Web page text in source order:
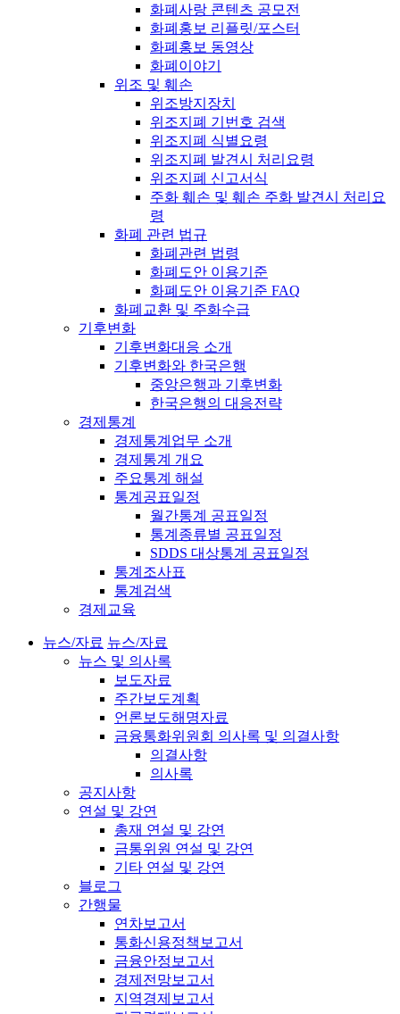
화폐사랑 콘텐츠 공모전
화폐홍보 리플릿/포스터
화폐홍보 동영상
화폐이야기
위조 및 훼손
위조방지장치
위조지폐 기번호 검색
위조지폐 식별요령
위조지폐 발견시 처리요령
위조지폐 신고서식
주화 훼손 및 훼손 주화 발견시 처리요
령
화폐 관련 법규
화폐관련 법령
화폐도안 이용기준
화폐도안 이용기준 FAQ
화폐교환 및 주화수급
기후변화
기후변화대응 소개
기후변화와 한국은행
중앙은행과 기후변화
한국은행의 대응전략
경제통계
경제통계업무 소개
경제통계 개요
주요통계 해설
통계공표일정
월간통계 공표일정
통계종류별 공표일정
SDDS 대상통계 공표일정
통계조사표
통계검색
경제교육
뉴스/자료 뉴스/자료
뉴스 및 의사록
보도자료
주간보도계획
언론보도해명자료
금융통화위원회 의사록 및 의결사항
의결사항
의사록
공지사항
연설 및 강연
총재 연설 및 강연
금통위원 연설 및 강연
기타 연설 및 강연
블로그
간행물
연차보고서
통화신용정책보고서
금융안정보고서
경제전망보고서
지역경제보고서